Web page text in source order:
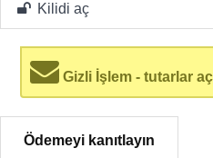
Kilidi aç
Gizli İşlem - tutarlar
Ödemeyi kanıtlayın